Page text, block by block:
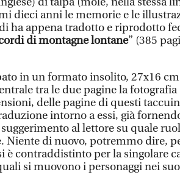
dieci anni le memorie e le
ha appena tradotto e riprodotto
di montagne lontane” (385
in un formato insolito, 27x16
tra le due pagine la fotografia
delle pagine di questi
intorno a essi, già
al lettore su quale
Niente di nuovo, potremmo dire,
è contraddistinto per la singolare
si muovono i personaggi nei